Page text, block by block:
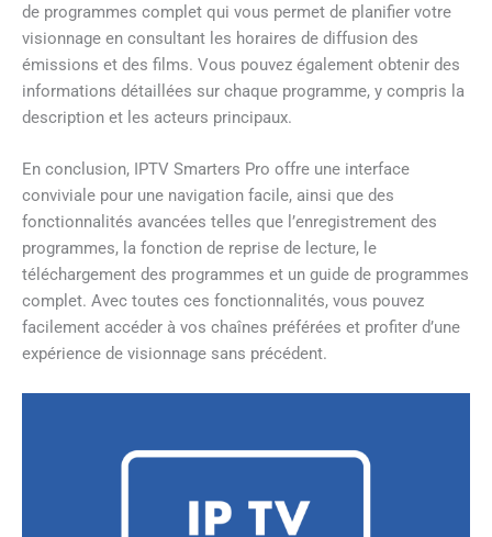
de programmes complet qui vous permet de planifier votre
visionnage en consultant les horaires de diffusion des
émissions et des films. Vous pouvez également obtenir des
informations détaillées sur chaque programme, y compris la
description et les acteurs principaux.
En conclusion, IPTV Smarters Pro offre une interface
conviviale pour une navigation facile, ainsi que des
fonctionnalités avancées telles que l’enregistrement des
programmes, la fonction de reprise de lecture, le
téléchargement des programmes et un guide de programmes
complet. Avec toutes ces fonctionnalités, vous pouvez
facilement accéder à vos chaînes préférées et profiter d’une
expérience de visionnage sans précédent.